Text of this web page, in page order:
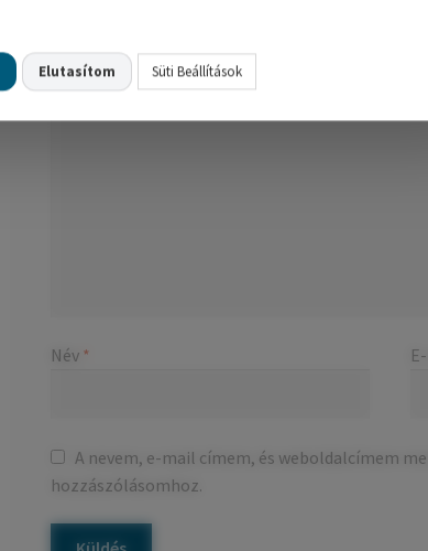
A te értékelésed
Értékelésed
Név *
A nevem, e-mail címem, és weboldalcímem
hozzászólásomhoz.
Elutasítom Süti Beállítások